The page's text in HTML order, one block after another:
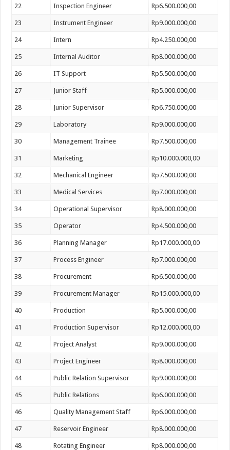
22 Inspection Engineer Rp6.500.000,00
23 Instrument Engineer Rp9.000.000,00
24 Intern Rp4.250.000,00
25 Internal Auditor Rp8.000.000,00
26 IT Support Rp5.500.000,00
27 Junior Staff Rp5.000.000,00
28 Junior Supervisor Rp6.750.000,00
29 Laboratory Rp9.000.000,00
30 Management Trainee Rp7.500.000,00
31 Marketing Rp10.000.000,00
32 Mechanical Engineer Rp7.500.000,00
33 Medical Services Rp7.000.000,00
34 Operational Supervisor Rp8.000.000,00
35 Operator Rp4.500.000,00
36 Planning Manager Rp17.000.000,00
37 Process Engineer Rp7.000.000,00
38 Procurement Rp6.500.000,00
39 Procurement Manager Rp15.000.000,00
40 Production Rp5.000.000,00
41 Production Supervisor Rp12.000.000,00
42 Project Analyst Rp9.000.000,00
43 Project Engineer Rp8.000.000,00
44 Public Relation Supervisor Rp9.000.000,00
45 Public Relations Rp6.000.000,00
46 Quality Management Staff Rp6.000.000,00
47 Reservoir Engineer Rp8.000.000,00
48 Rotating Engineer Rp8.000.000,00